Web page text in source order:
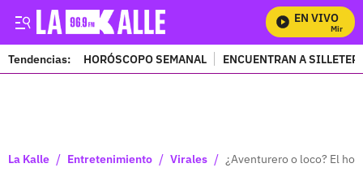
EN VIVO
Mira
Tendencias: HORÓSCOPO SEMANAL ENCUENTRAN A
La Kalle / Entretenimiento / Virales / ¿Aventurero o loco? El